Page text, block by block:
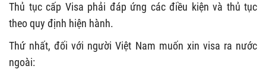
Thủ tục cấp Visa phải đáp ứng các điều kiện và thủ tục
theo quy định hiện hành.
Thứ nhất, đối với người Việt Nam muốn xin visa ra nước
ngoài: